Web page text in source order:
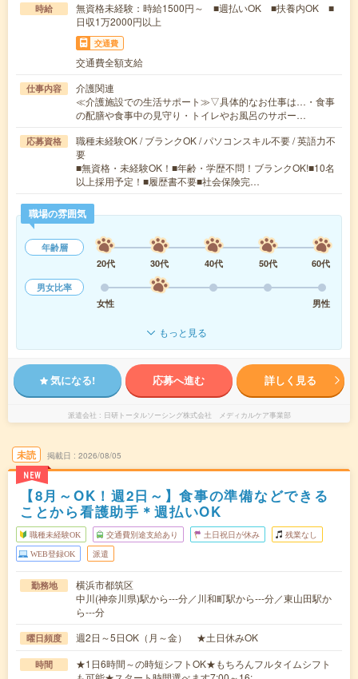
時給
無資格未経験：時給1500円～ ■週払いOK ■扶養内OK ■
日収1万2000円以上
交通費
交通費全額支給
仕事内容
介護関連
≪介護施設での生活サポート≫▽具体的なお仕事は…・食事
の配膳や食事中の見守り・トイレやお風呂のサポー…
応募資格
職種未経験OK / ブランクOK / パソコンスキル不要 / 英語力不
要
■無資格・未経験OK！■年齢・学歴不問！ブランクOK!■10名
以上採用予定！■履歴書不要■社会保険完…
職場の雰囲気
年齢層
20代
30代 40代 50代
60代
男女比率
女性
男性
もっと見る
気になる! 応募へ進む 詳しく見る
派遣会社 日研トータルソーシング株式会社 メディカルケア事業部
未読
NEW
掲載日 2026/08/05
【8月～OK！週2日～】食事の準備などできる
ことから看護助手＊週払いOK
職種未経験OK 交通費別途支給あり 土日祝日が休み 残業なし
WEB登録OK 派遣
勤務地
横浜市都筑区
中川(神奈川県)駅から---分／川和町駅から---分／東山田駅か
ら---分
曜日頻度 週2日～5日OK（月～金） ★土日休みOK
時間
★1日6時間～の時短シフトOK★もちろんフルタイムシフト